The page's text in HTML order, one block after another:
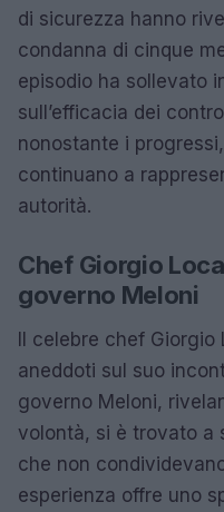
di sicurezza hanno
condanna di cinque
episodio ha sollevato
sull’efficacia dei
nonostante i
continuano a
autorità.
Chef Giorgio
governo Meloni
Il celebre chef
aneddoti sul suo
governo Meloni,
volontà, si è trovato a
che non
esperienza offre uno